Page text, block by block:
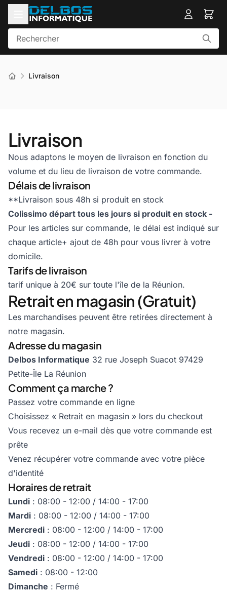
Livraison
Livraison
Nous adaptons le moyen de livraison en fonction du
volume et du lieu de livraison de votre commande.
Délais de livraison
**Livraison sous 48h si produit en stock
Colissimo départ tous les jours si produit en stock -
Pour les articles sur commande, le délai est indiqué sur
chaque article+ ajout de 48h pour vous livrer à votre
domicile.
Tarifs de livraison
tarif unique à 20€ sur toute l'île de la Réunion.
Retrait en magasin (Gratuit)
Les marchandises peuvent être retirées directement à
notre magasin.
Adresse du magasin
Delbos Informatique 32 rue Joseph Suacot 97429
Petite-Île La Réunion
Comment ça marche ?
Passez votre commande en ligne
Choisissez « Retrait en magasin » lors du checkout
Vous recevez un e-mail dès que votre commande est
prête
Venez récupérer votre commande avec votre pièce
d'identité
Horaires de retrait
Lundi : 08:00 - 12:00 / 14:00 - 17:00
Mardi : 08:00 - 12:00 / 14:00 - 17:00
Mercredi : 08:00 - 12:00 / 14:00 - 17:00
Jeudi : 08:00 - 12:00 / 14:00 - 17:00
Vendredi : 08:00 - 12:00 / 14:00 - 17:00
Samedi : 08:00 - 12:00
Dimanche : Fermé